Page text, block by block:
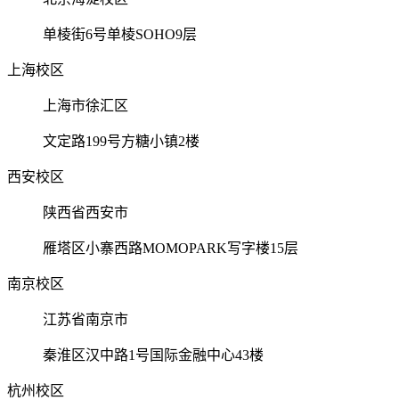
单棱街6号单棱SOHO9层
上海校区
上海市徐汇区
文定路199号方糖小镇2楼
西安校区
陕西省西安市
雁塔区小寨西路MOMOPARK写字楼15层
南京校区
江苏省南京市
秦淮区汉中路1号国际金融中心43楼
杭州校区